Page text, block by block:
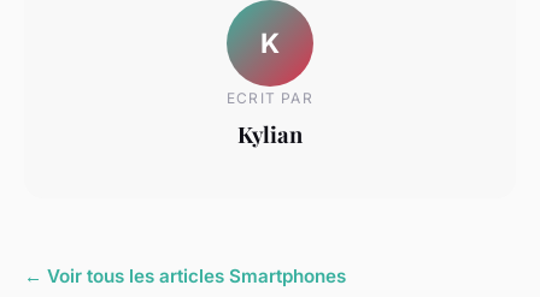
K
ECRIT PAR
Kylian
← Voir tous les articles Smartphones